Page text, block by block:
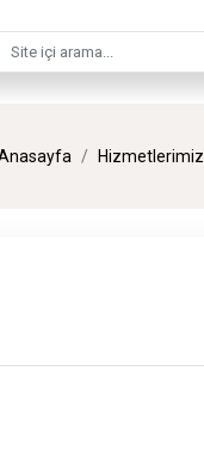
terimi
Hizmetlerimiz